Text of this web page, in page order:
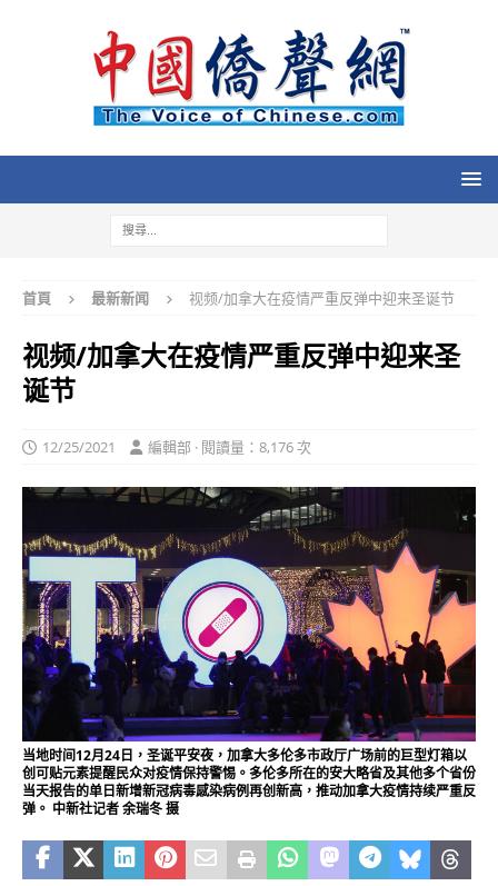
首頁 最新新闻 视频/加拿大在疫情严重反弹中迎来圣诞节
视频/加拿大在疫情严重反弹中迎来圣
诞节
12/25/2021 編輯部 · 閱讀量：8,176 次
当地时间12月24日，圣诞平安夜，加拿大多伦多市政厅广场前的巨型灯箱以
创可贴元素提醒民众对疫情保持警惕。多伦多所在的安大略省及其他多个省份
当天报告的单日新增新冠病毒感染病例再创新高，推动加拿大疫情持续严重反
弹。 中新社记者 余瑞冬 摄